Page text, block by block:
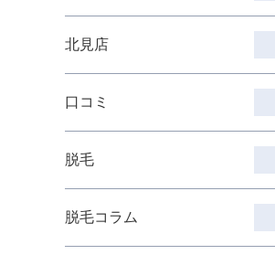
北見店
口コミ
脱毛
脱毛コラム